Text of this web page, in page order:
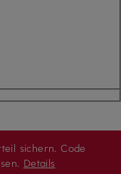
sichern. Code
Details